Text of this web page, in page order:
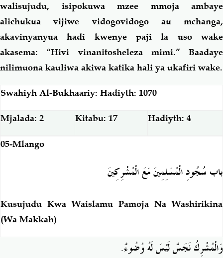
walisujudu, isipokuwa mzee mmoja ambaye
alichukua vijiwe vidogovidogo au mchanga,
akavinyanyua hadi kwenye paji la uso wake
akasema: “Hivi vinanitosheleza mimi.” Baadaye
nilimuona kauliwa akiwa katika hali ya ukafiri wake.
Swahiyh Al-Bukhaariy: Hadiyth: 1070
Mjalada: 2 Kitabu: 17 Hadiyth: 4
05-Mlango
باب سُجُودِ الْمُسْلِمِينَ مَعَ الْمُشْرِكِينَ
Kusujudu Kwa Waislamu Pamoja Na Washirikina
(Wa Makkah)
وَالْمُشْرِكُ نَجَسٌ لَيْسَ لَهُ وُضُوءٌ.